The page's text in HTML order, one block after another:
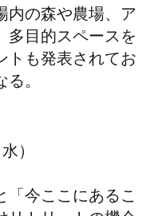
内の森や農場、ア
多目的スペースを
トも発表されてお
。
）
「今ここにあるこ